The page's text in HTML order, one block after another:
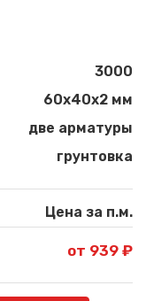
3000
60х40х2 мм
две арматуры
грунтовка
Цена за п.м.
от 939 ₽